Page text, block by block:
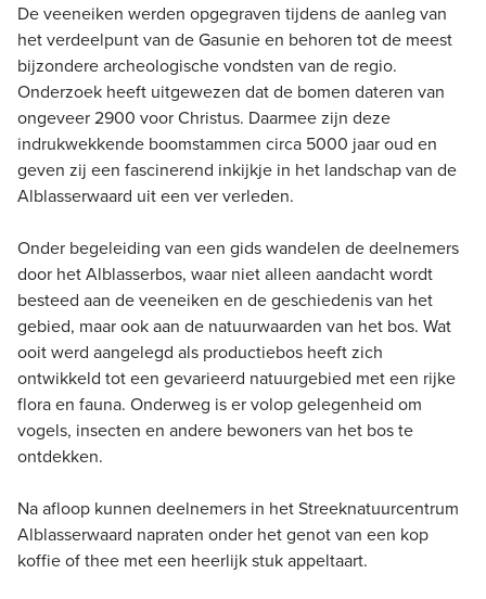
De veeneiken werden opgegraven tijdens de aanleg van
het verdeelpunt van de Gasunie en behoren tot de meest
bijzondere archeologische vondsten van de regio.
Onderzoek heeft uitgewezen dat de bomen dateren van
ongeveer 2900 voor Christus. Daarmee zijn deze
indrukwekkende boomstammen circa 5000 jaar oud en
geven zij een fascinerend inkijkje in het landschap van de
Alblasserwaard uit een ver verleden.
Onder begeleiding van een gids wandelen de deelnemers
door het Alblasserbos, waar niet alleen aandacht wordt
besteed aan de veeneiken en de geschiedenis van het
gebied, maar ook aan de natuurwaarden van het bos. Wat
ooit werd aangelegd als productiebos heeft zich
ontwikkeld tot een gevarieerd natuurgebied met een rijke
flora en fauna. Onderweg is er volop gelegenheid om
vogels, insecten en andere bewoners van het bos te
ontdekken.
Na afloop kunnen deelnemers in het Streeknatuurcentrum
Alblasserwaard napraten onder het genot van een kop
koffie of thee met een heerlijk stuk appeltaart.